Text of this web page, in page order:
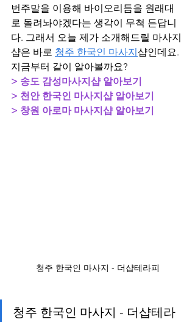
번주말을 이용해 바이오리듬을 원래대
로 돌려놔야겠다는 생각이 무척 든답니
다. 그래서 오늘 제가 소개해드릴 마사지
샵은 바로 청주 한국인 마사지샵인데요.
지금부터 같이 알아볼까요?
> 송도 감성마사지샵 알아보기
> 천안 한국인 마사지샵 알아보기
> 창원 아로마 마사지샵 알아보기
청주 한국인 마사지 - 더샵테라피
청주 한국인 마사지 - 더샵테라